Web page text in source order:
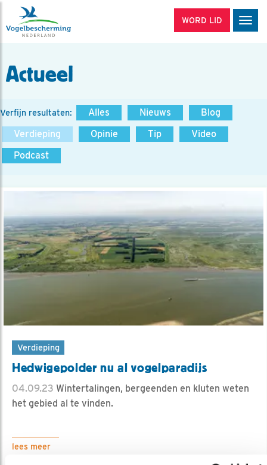
WORD LID
Actueel
Verfijn resultaten: Alles Nieuws
Blog
Verdieping
Opinie Tip
Video
Podcast
Verdieping
Hedwigepolder nu al vogelparadijs
04.09.23 Wintertalingen, bergeenden en kluten weten
het gebied al te vinden.
lees meer